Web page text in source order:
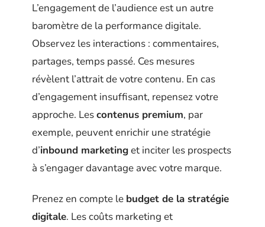
L’engagement de l’audience est un autre
baromètre de la performance digitale.
Observez les interactions : commentaires,
partages, temps passé. Ces mesures
révèlent l’attrait de votre contenu. En cas
d’engagement insuffisant, repensez votre
approche. Lescontenus premium, par
exemple, peuvent enrichir une stratégie
d’inbound marketinget inciter les prospects
à s’engager davantage avec votre marque.
Prenez en compte le budget de la stratégie
digitale. Les coûts marketing et